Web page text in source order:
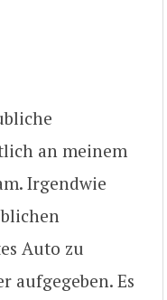
an meinem
Irgendwie
Auto zu
aufgegeben. Es